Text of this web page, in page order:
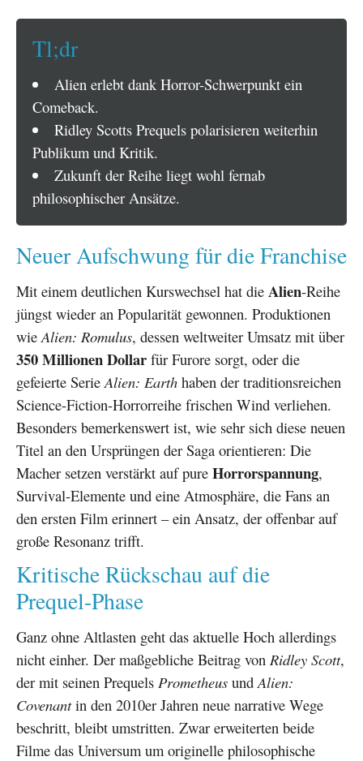
Tl;dr
Alien erlebt dank Horror-Schwerpunkt ein
Comeback.
Ridley Scotts Prequels polarisieren weiterhin
Publikum und Kritik.
Zukunft der Reihe liegt wohl fernab
philosophischer Ansätze.
Neuer Aufschwung für die Franchise
Mit einem deutlichen Kurswechsel hat die Alien-Reihe
jüngst wieder an Popularität gewonnen. Produktionen
wie Alien: Romulus, dessen weltweiter Umsatz mit über
350 Millionen Dollar für Furore sorgt, oder die
gefeierte Serie Alien: Earth haben der traditionsreichen
Science-Fiction-Horrorreihe frischen Wind verliehen.
Besonders bemerkenswert ist, wie sehr sich diese neuen
Titel an den Ursprüngen der Saga orientieren: Die
Macher setzen verstärkt auf pure Horrorspannung,
Survival-Elemente und eine Atmosphäre, die Fans an
den ersten Film erinnert – ein Ansatz, der offenbar auf
große Resonanz trifft.
Kritische Rückschau auf die
Prequel-Phase
Ganz ohne Altlasten geht das aktuelle Hoch allerdings
nicht einher. Der maßgebliche Beitrag von Ridley Scott,
der mit seinen Prequels Prometheus und Alien:
Covenantin den 2010er Jahren neue narrative Wege
beschritt, bleibt umstritten. Zwar erweiterten beide
Filme das Universum um originelle philosophische